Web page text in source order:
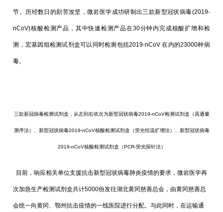
节。历经数日的刻苦攻坚，微岩医学成功研制出三款新型冠状病毒(2019-
nCoV)核酸检测产品，其中快速检测产品在30分钟内完成核酸扩增和检
测，宏基因组检测试剂盒可以同时检测包括2019-nCoV 在内的23000种病
毒。
三款新冠病毒检测试剂盒，从左到右依次为新型冠状病毒2019-nCoV检测试剂盒（高通量
测序法）、新型冠状病毒2019-nCoV核酸检测试剂盒（荧光恒温扩增法）、新型冠状病毒
2019-nCoV核酸检测试剂盒（PCR-荧光探针法）
目前，响应相关单位支援抗击新型冠状病毒肺炎疫情的要求，微岩医学再
次加急生产检测试剂盒共计5000份发往湖北黄冈慈善总会，由黄冈慈善总
会统一向黄冈、鄂州抗击疫情的一线医院进行分配。与此同时，在运输通